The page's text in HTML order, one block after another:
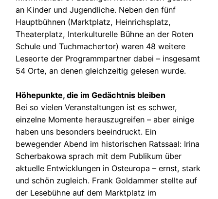
an Kinder und Jugendliche. Neben den fünf
Hauptbühnen (Marktplatz, Heinrichsplatz,
Theaterplatz, Interkulturelle Bühne an der Roten
Schule und Tuchmachertor) waren 48 weitere
Leseorte der Programmpartner dabei – insgesamt
54 Orte, an denen gleichzeitig gelesen wurde.
Höhepunkte, die im Gedächtnis bleiben
Bei so vielen Veranstaltungen ist es schwer,
einzelne Momente herauszugreifen – aber einige
haben uns besonders beeindruckt. Ein
bewegender Abend im historischen Ratssaal: Irina
Scherbakowa sprach mit dem Publikum über
aktuelle Entwicklungen in Osteuropa – ernst, stark
und schön zugleich. Frank Goldammer stellte auf
der Lesebühne auf dem Marktplatz im